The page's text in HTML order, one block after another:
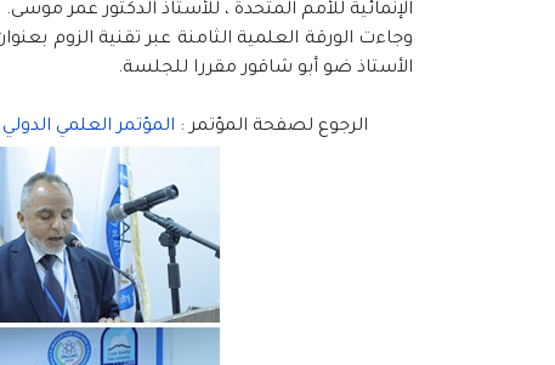
الإنمائية للأمم المتحدة ، للأستاذ الدكتور عمر موسى.
وجاءت الورقة العلمية الثامنة عبر تقنية الزوم
الأستاذ ضو أبو شاقور مقررا للجلسة.
الرجوع لصفحة المؤتمر : المؤتمر العلمي